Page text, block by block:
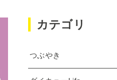
カテゴリ
つぶやき